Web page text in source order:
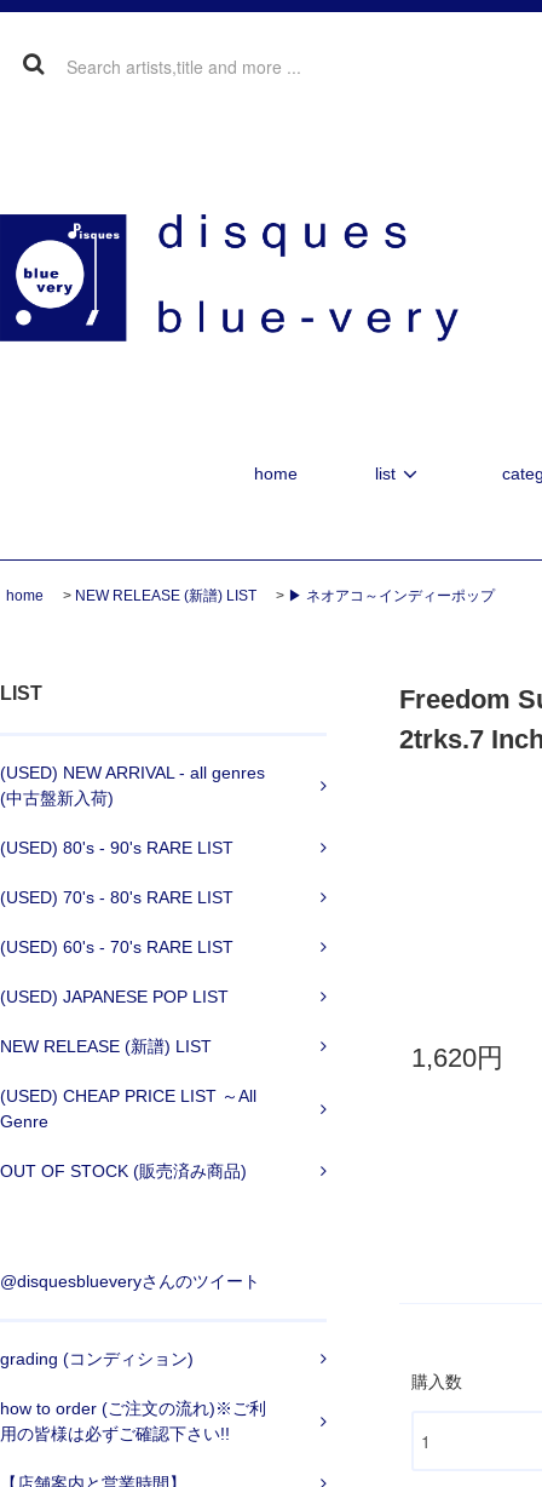
home list
home > NEW RELEASE (新譜) LIST > ▶ ネオアコ～インディーポップ
LIST
(USED) NEW ARRIVAL - all genres
(中古盤新入荷)
(USED) 80's - 90's RARE LIST
(USED) 70's - 80's RARE LIST
(USED) 60's - 70's RARE LIST
(USED) JAPANESE POP LIST
NEW RELEASE (新譜) LIST
(USED) CHEAP PRICE LIST ～All
Genre
OUT OF STOCK (販売済み商品)
@disquesblueveryさんのツイート
grading (コンディション)
how to order (ご注文の流れ)※ご利
用の皆様は必ずご確認下さい!!
Freedom
2trks.7
1,620円
購入数